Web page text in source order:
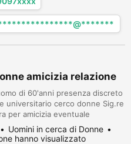
amicizia relazione
di 60'anni presenza discreto
universitario cerco donne Sig.re
per amicizia eventuale
tua\sua risposta nella mia
Uomini in cerca di Donne
hanno visualizzato